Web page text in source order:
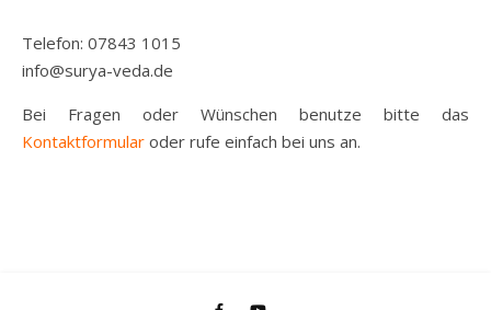
Telefon: 07843 1015
info@surya-veda.de
Bei Fragen oder Wünschen benutze bitte das
Kontaktformular oder rufe einfach bei uns an.